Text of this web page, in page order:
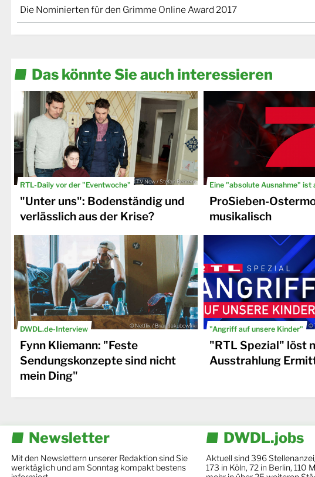
Die Nominierten für den Grimme Online Award 2017
Das könnte Sie auch interessieren
RTL-Daily vor der "Eventwoche" © TV Now / Stefan Behrens
"Unter uns": Bodenständig und
verlässlich aus der Krise?
Eine "absolute Ausnahme" ist
ProSieben-
musikalisch
DWDL.de-Interview © Netflix / Brian Jakubowski
Fynn Kliemann: "Feste
Sendungskonzepte sind nicht
mein Ding"
"Angriff auf unsere Kinder" ©
"RTL Spezial" löst
Ausstrahlung
Newsletter
Mit den Newslettern unserer Redaktion sind Sie
werktäglich und am Sonntag kompakt bestens
DWDL.jobs
Aktuell sind 396
173 in Köln, 72 in Berlin, 110